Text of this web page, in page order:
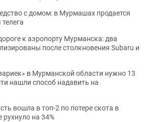
с домом: в Мурмашах продается
к аэропорту Мурманска: два
после столкновения Subaru и
в Мурманской области нужно 13
нашли способ надавить на
вошла в топ-2 по потере скота в
рухнуло на 34%